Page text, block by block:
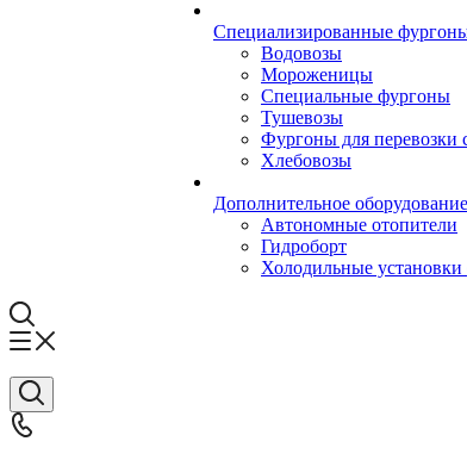
Специализированные
Водовозы
Мороженицы
Специальные фургоны
Тушевозы
Фургоны для перевозки
Хлебовозы
Дополнительное оборудование
Автономные отопители
Гидроборт
Холодильные